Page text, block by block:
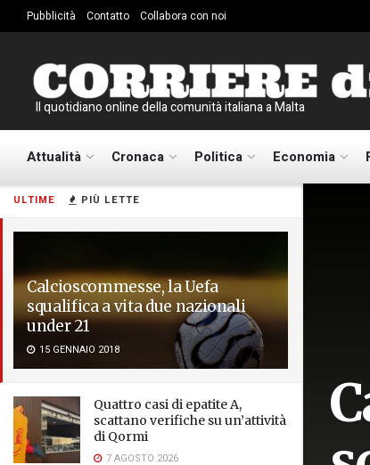
ULTIME PIÙ LETTE
Calcioscommesse, la Uefa
squalifica a vita due nazionali
under 21
15 GENNAIO 2018
Quattro casi di epatite A,
scattano verifiche su un’attività
di Qormi
7 AGOSTO 2026
Pubblicità Contatto Collabora con noi
Il quotidiano online della comunità italiana a Malta
Attualità Cronaca Politica Economia